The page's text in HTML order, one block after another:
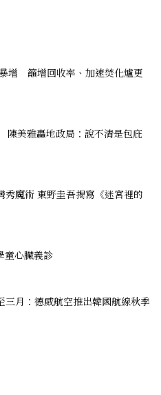
增 籲增回收率、加速焚化爐更
美雅轟地政局：說不清是包庇
秀魔術 東野圭吾揭寫《迷宮裡的
童心臟義診
三月：德威航空推出韓國航線秋季